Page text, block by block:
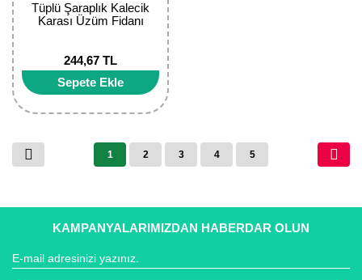
Tüplü Şaraplık Kalecik
Karası Üzüm Fidanı
244,67 TL
Sepete Ekle
1 2 3 4 5
KAMPANYALARIMIZDAN HABERDAR OLUN